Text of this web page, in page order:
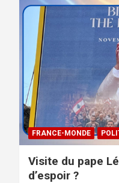
FRANCE-MONDE
Visite du pape
d’espoir ?